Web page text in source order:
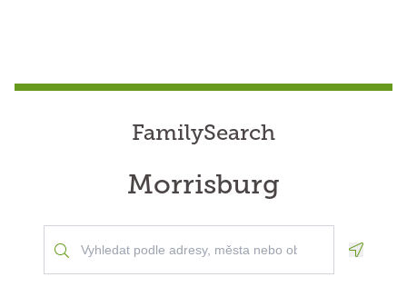
FamilySearch
Morrisburg